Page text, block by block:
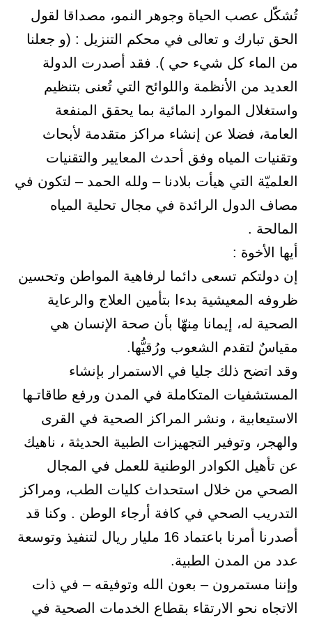
تُشكّل عصب الحياة وجوهر النمو، مصداقا لقول
الحق تبارك و تعالى في محكم التنزيل : (و جعلنا
من الماء كل شيء حي ). فقد أصدرت الدولة
العديد من الأنظمة واللوائح التي تُعنى بتنظيم
واستغلال الموارد المائية بما يحقق المنفعة
العامة، فضلا عن إنشاء مراكز متقدمة لأبحاث
وتقنيات المياه وفق أحدث المعايير والتقنيات
العلميّة التي هيأت بلادنا – ولله الحمد – لتكون في
مصاف الدول الرائدة في مجال تحلية المياه
المالحة .
أيها الأخوة :
إن دولتكم تسعى دائما لرفاهية المواطن وتحسين
ظروفه المعيشية بدءا بتأمين العلاج والرعاية
الصحية له، إيمانا مِنهّا بأن صحة الإنسان هي
مقياسٌ لتقدم الشعوب ورُقيُّها.
وقد اتضح ذلك جليا في الاستمرار بإنشاء
المستشفيات المتكاملة في المدن ورفع طاقاتـها
الاستيعابية ، ونشر المراكز الصحية في القرى
والهجر، وتوفير التجهيزات الطبية الحديثة ، ناهيك
عن تأهيل الكوادر الوطنية للعمل في المجال
الصحي من خلال استحداث كليات الطب، ومراكز
التدريب الصحي في كافة أرجاء الوطن . وكنا قد
أصدرنا أمرنا باعتماد 16 مليار ريال لتنفيذ وتوسعة
عدد من المدن الطبية.
وإننا مستمرون – بعون الله وتوفيقه – في ذات
الاتجاه نحو الارتقاء بقطاع الخدمات الصحية في